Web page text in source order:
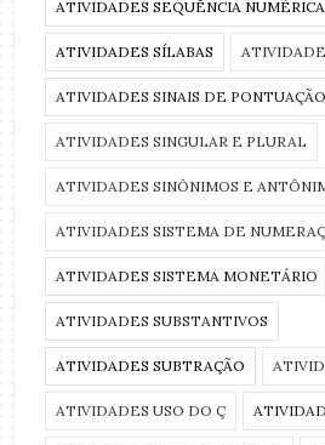
ATIVIDADES SEQUÊNCIA
ATIVIDADES SÍLABAS
ATIVIDADES SINAIS DE PONTUAÇÃO
ATIVIDADES SINGULAR E PLURAL
ATIVIDADES SINÔNIMOS E
ATIVIDADES SISTEMA DE
ATIVIDADES SISTEMA MONETÁRIO
ATIVIDADES SUBSTANTIVOS
ATIVIDADES SUBTRAÇÃO
ATIVIDADES USO DO Ç